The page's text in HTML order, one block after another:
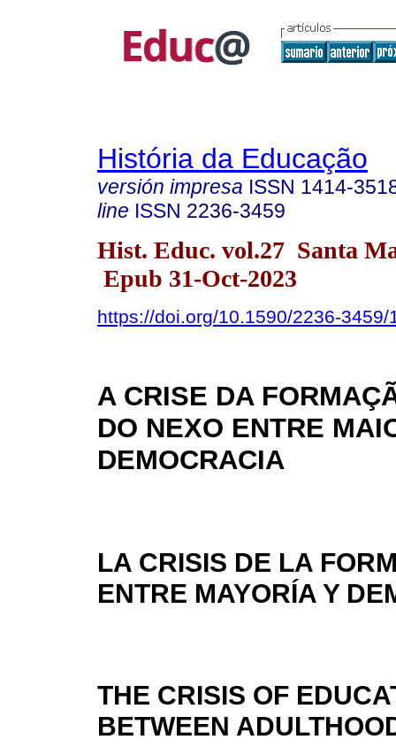
História da Educação
versión impresa ISSN 1414-
line ISSN 2236-3459
Hist. Educ. vol.27 Santa
Epub 31-Oct-2023
https://doi.org/10.1590/2236-3459/
A CRISE DA
DO NEXO ENTRE
DEMOCRACIA
LA CRISIS DE LA
ENTRE MAYORÍA Y
THE CRISIS OF
BETWEEN